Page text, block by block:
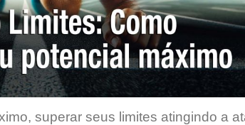
superar seus limites atingindo a